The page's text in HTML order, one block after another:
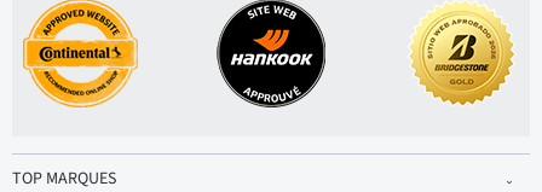
TOP MARQUES